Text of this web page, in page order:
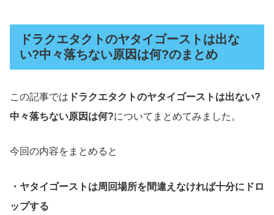
ドラクエタクトのヤタイゴーストは出な
い?中々落ちない原因は何?のまとめ
この記事では ドラクエタクトのヤタイゴーストは出ない?
中々落ちない原因は何?についてまとめてみました。
今回の内容をまとめると
・ヤタイゴーストは周回場所を間違えなければ十分にドロ
ップする